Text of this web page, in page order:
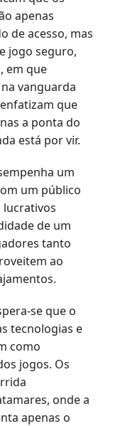
apenas
de acesso, mas
jogo seguro,
em que
vanguarda
que
a ponta do
está por vir.
um
um público
lucrativos
de um
tanto
ao
se que o
tecnologias e
como
jogos. Os
onde a
apenas o